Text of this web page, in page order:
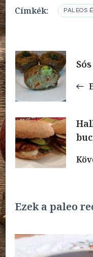
Címkék: PALEOS
Ezek a paleo